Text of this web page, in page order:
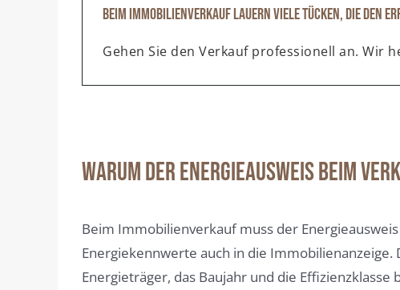
Beim Immobilienverkauf lauern viele Tücken, die den
Gehen Sie den Verkauf professionell an. Wir
Warum der Energieausweis beim
Beim Immobilienverkauf muss der
Energiekennwerte auch in die
Energieträger, das Baujahr und die